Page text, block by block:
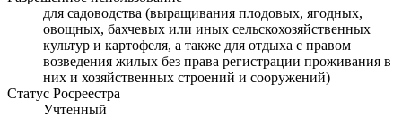
для садоводства (выращивания плодовых, ягодных,
овощных, бахчевых или иных сельскохозяйственных
культур и картофеля, а также для отдыха с правом
возведения жилых без права регистрации проживания в
них и хозяйственных строений и сооружений)
Статус Росреестра
Учтенный